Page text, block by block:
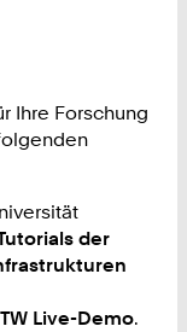
Ihre Forschung
der
Live-Demo.